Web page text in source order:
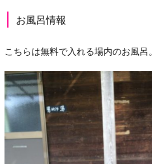
お風呂情報
こちらは無料で入れる場内のお風呂。